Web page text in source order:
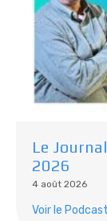
Le
2026
4 août 2026
Voir le